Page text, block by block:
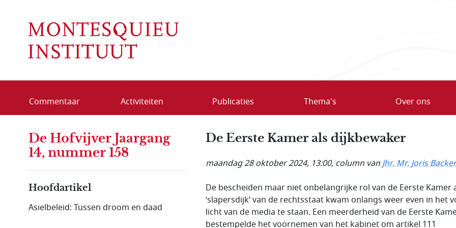
Commentaar Activiteiten Publicaties Thema's Over ons
De Eerste Kamer als dijkbewaker
maandag 28 oktober 2024, 13:00, column vanJhr. Mr. Joris Backer
De bescheiden maar niet onbelangrijke rol van de Eerste Kamer
‘slapersdijk’ van de rechtsstaat kwam onlangs weer even in het
licht van de media te staan. Een meerderheid van de Eerste
bestempelde het voornemen van het kabinet om artikel 111
De Hofvijver Jaargang
14, nummer 158
Hoofdartikel
Asielbeleid: Tussen droom en daad